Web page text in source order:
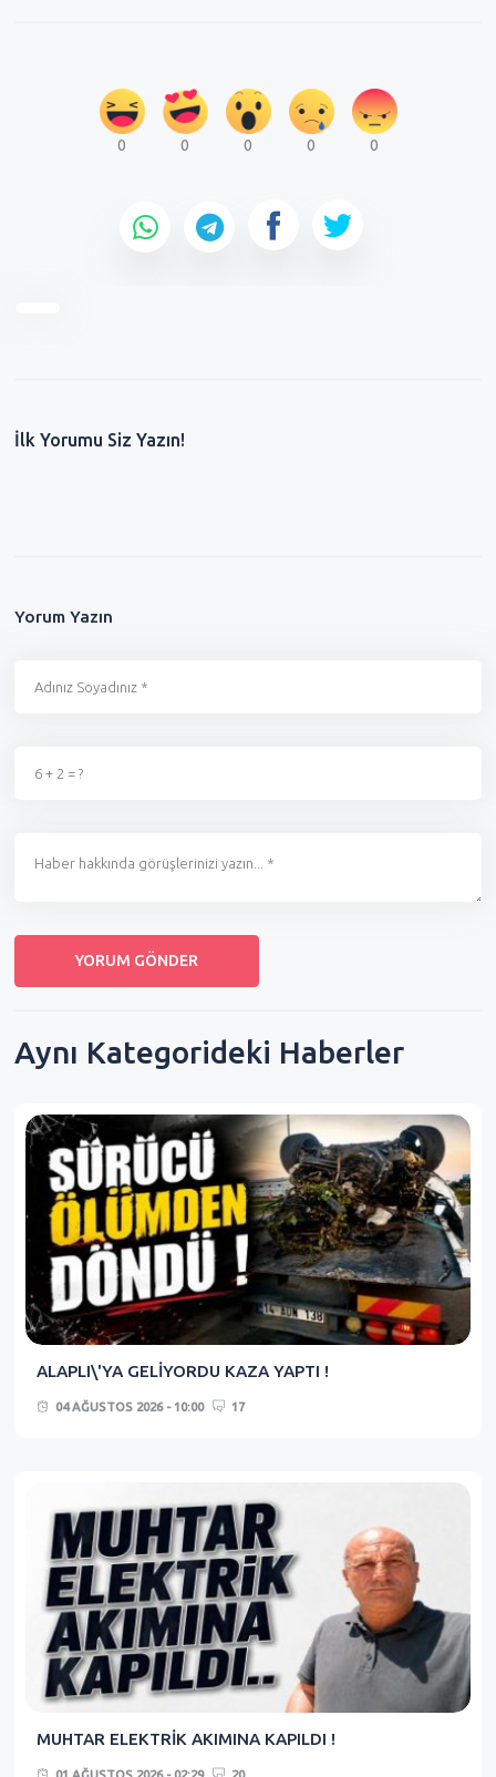
0 0 0 0 0
İlk Yorumu Siz Yazın!
Yorum Yazın
Aynı Kategorideki Haberler
ALAPLI\'YA GELİYORDU KAZA YAPTI !
04 AĞUSTOS 2026 - 10:00 17
MUHTAR ELEKTRİK AKIMINA KAPILDI !
01 AĞUSTOS 2026 - 02:29 20